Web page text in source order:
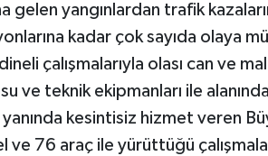
gelen yangınlardan trafik
kadar çok sayıda olaya
çalışmalarıyla olası can ve
ve teknik ekipmanları ile
kesintisiz hizmet veren
ve 76 araç ile yürüttüğü